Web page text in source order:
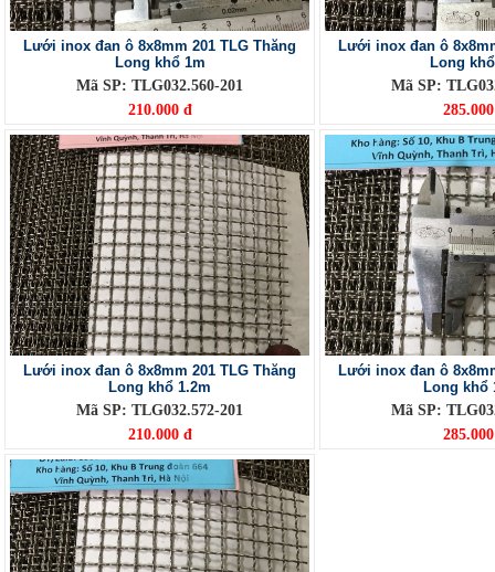
Lưới inox đan ô 8x8mm 201 TLG Thăng
Long khổ 1m
Mã SP: TLG032.560-201
210.000 đ
Lưới inox đan ô
Long
Mã SP:
Lưới inox đan ô 8x8mm 201 TLG Thăng
Long khổ 1.2m
Mã SP: TLG032.572-201
210.000 đ
Lưới inox đan ô
Long khổ
Mã SP: